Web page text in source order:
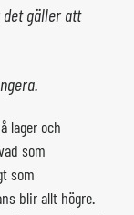
gäller att
lager och
som
som
blir allt högre.